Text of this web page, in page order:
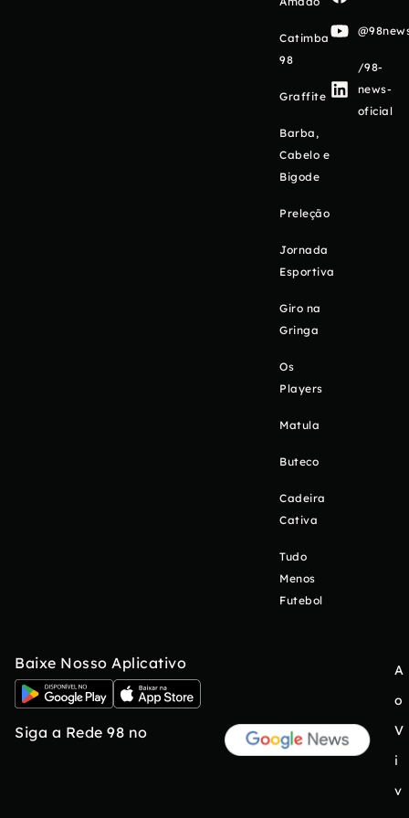
Catimba
98
Graffite
Barba,
Cabelo e
Bigode
Preleção
Jornada
Esportiva
Giro na
Gringa
Os
Players
Matula
Buteco
Cadeira
Cativa
Tudo
Menos
Futebol
/98-
news-
oficial
Baixe Nosso Aplicativo
Siga a Rede 98 no
A
o
V
i
v